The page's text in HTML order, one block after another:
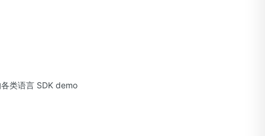
类语言 SDK demo